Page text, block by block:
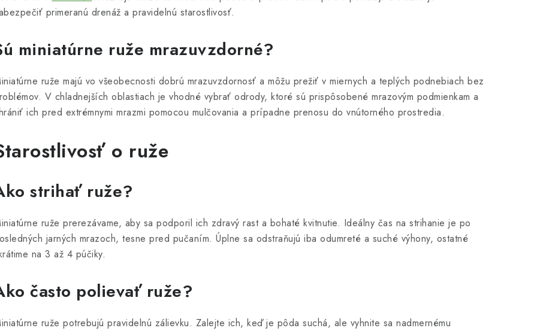
primeranú drenáž a pravidelnú starostlivosť.
miniatúrne ruže mrazuvzdorné?
ruže majú vo všeobecnosti dobrú mrazuvzdornosť a môžu prežiť v miernych a teplých podnebiach bez
V chladnejších oblastiach je vhodné vybrať odrody, ktoré sú prispôsobené mrazovým podmienkam a
ich pred extrémnymi mrazmi pomocou mulčovania a prípadne prenosu do vnútorného prostredia.
o ruže
strihať ruže?
ruže prerezávame, aby sa podporil ich zdravý rast a bohaté kvitnutie. Ideálny čas na strihanie je po
jarných mrazoch, tesne pred pučaním. Úplne sa odstraňujú iba odumreté a suché výhony, ostatné
na 3 až 4 púčiky.
často polievať ruže?
ruže potrebujú pravidelnú zálievku. Zalejte ich, keď je pôda suchá, ale vyhnite sa nadmernému